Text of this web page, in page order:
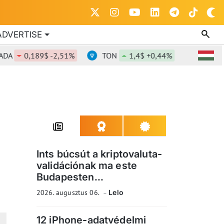
0,189$ -2,51% TON 1,4$ +0,44%
Ints búcsút a kriptovaluta-
validációnak ma este
Budapesten...
2026. augusztus 06. Lelo
12 iPhone-adatvédelmi